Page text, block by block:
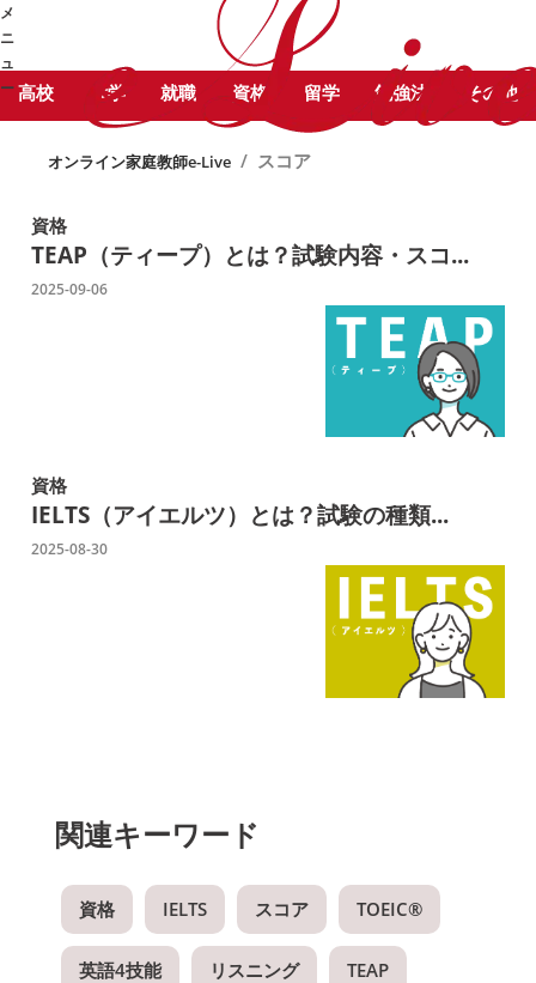
メ
ニ
ュ
ー
STUDY COLUMN
強コラム
スコア に関する記事をピックアッ
プしています。
高校
大学 就職 資格 留学 勉強法 その他
オンライン家庭教師e-Live / スコア
資格
TEAP（ティープ）とは？試験内容・スコ...
2025-09-06
資格
IELTS（アイエルツ）とは？試験の種類...
2025-08-30
関連キーワード
資格 IELTS スコア TOEIC®
英語4技能 リスニング TEAP